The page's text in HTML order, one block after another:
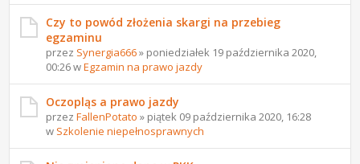
Czy to powód złożenia skargi na przebieg
egzaminu
przez Synergia666» poniedziałek 19 października 2020,
00:26 wEgzamin na prawo jazdy
Oczopląs a prawo jazdy
przezFallenPotato » piątek 09 października 2020, 16:28
w Szkolenie niepełnosprawnych